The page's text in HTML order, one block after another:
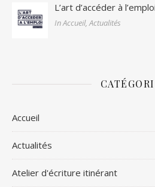
L’art d’accéder à
In Accueil, Actualités
Accueil
Actualités
Atelier d'écriture itinérant